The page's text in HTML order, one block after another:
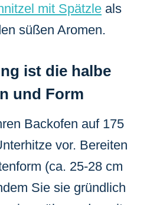
mit Spätzle als
süßen Aromen.
ist die halbe
und Form
Backofen auf 175
vor. Bereiten
(ca. 25-28 cm
Sie sie gründlich